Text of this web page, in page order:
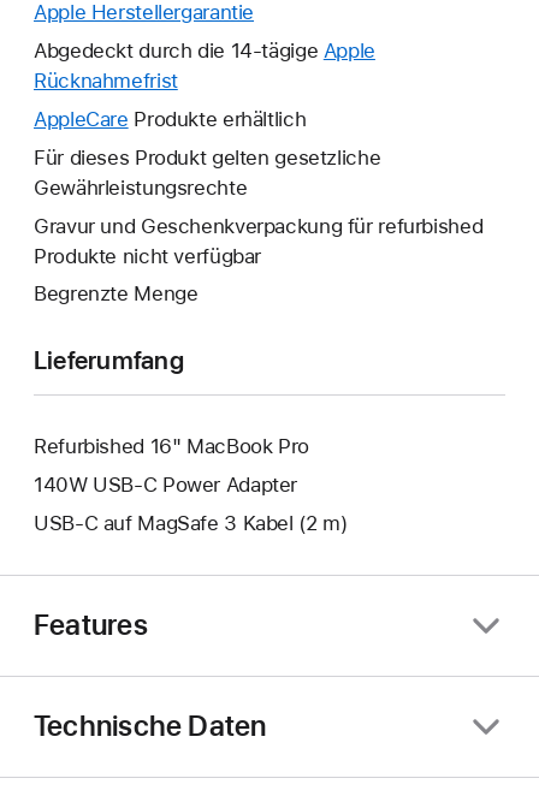
Apple Herstellergarantie
neues
geöffnet.
Abgedeckt durch die 14-tägige Apple
RücknahmefristEin
neues
wird
geöffnet.
AppleCare Ein
neues
Fenster
geöffnet.
Produkte erhältlich
Für dieses Produkt gelten gesetzliche
Gewährleistungsrechte
Gravur und Geschenkverpackung für refurbished
Produkte nicht verfügbar
Begrenzte Menge
Lieferumfang
Refurbished 16" MacBook Pro
140W USB‑C Power Adapter
USB‑C auf MagSafe 3 Kabel (2 m)
Features
Technische Daten